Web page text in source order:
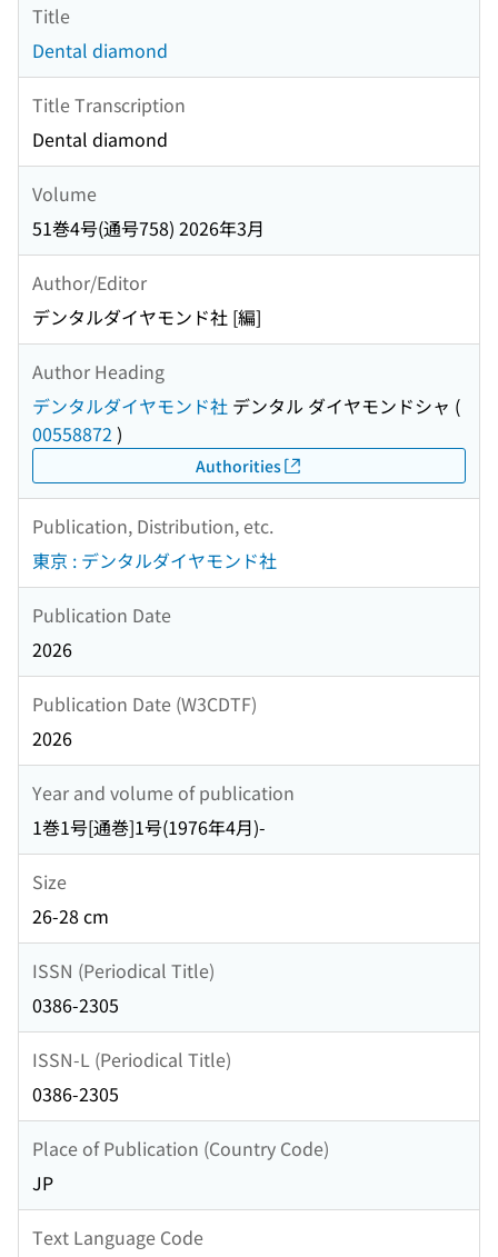
Title
Dental diamond
Title Transcription
Dental diamond
Volume
51巻4号(通号758) 2026年3月
Author/Editor
デンタルダイヤモンド社 [編]
Author Heading
デンタルダイヤモンド社 デンタル ダイヤモンドシャ (
00558872 )
Authorities
Publication, Distribution, etc.
東京 : デンタルダイヤモンド社
Publication Date
2026
Publication Date (W3CDTF)
2026
Year and volume of publication
1巻1号[通巻]1号(1976年4月)-
Size
26-28 cm
ISSN (Periodical Title)
0386-2305
ISSN-L (Periodical Title)
0386-2305
Place of Publication (Country Code)
JP
Text Language Code